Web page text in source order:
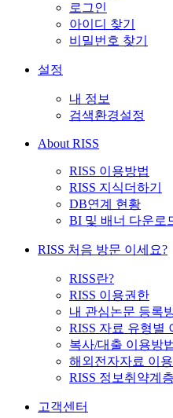
로그인
아이디 찾기
비밀번호 찾기
설정
내 정보
검색환경설정
About RISS
RISS 이용방법
RISS 지식더하기
DB연계 현황
BI 및 배너 다운로
RISS 처음 방문 이세요?
RISS란?
RISS 이용권한
내 관심논문 등록
RISS 자료 유형별
복사/대출 이용방
해외전자자료 이
RISS 정보취약계
고객센터